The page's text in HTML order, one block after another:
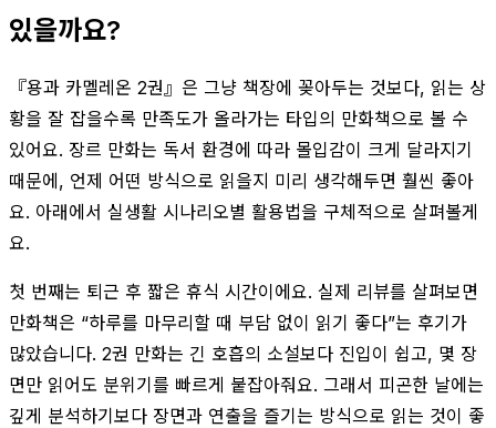
있을까요?
『용과 카멜레온 2권』은 그냥 책장에 꽂아두는 것보다, 읽는 상
황을 잘 잡을수록 만족도가 올라가는 타입의 만화책으로 볼 수
있어요. 장르 만화는 독서 환경에 따라 몰입감이 크게 달라지기
때문에, 언제 어떤 방식으로 읽을지 미리 생각해두면 훨씬 좋아
요. 아래에서 실생활 시나리오별 활용법을 구체적으로 살펴볼게
요.
첫 번째는 퇴근 후 짧은 휴식 시간이에요. 실제 리뷰를 살펴보면
만화책은 “하루를 마무리할 때 부담 없이 읽기 좋다”는 후기가
많았습니다. 2권 만화는 긴 호흡의 소설보다 진입이 쉽고, 몇 장
면만 읽어도 분위기를 빠르게 붙잡아줘요. 그래서 피곤한 날에는
깊게 분석하기보다 장면과 연출을 즐기는 방식으로 읽는 것이 좋